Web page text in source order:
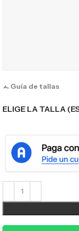
Guía de tallas
ELIGE LA TALLA